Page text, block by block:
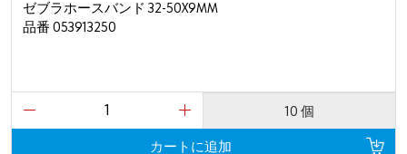
ゼブラホースバンド 32-50X9MM
品番 053913250
10 個
カートに追加